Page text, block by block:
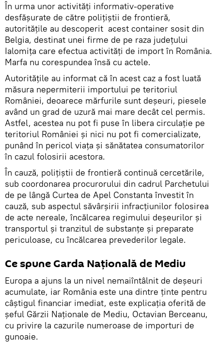
În urma unor activități informativ-operative
desfăşurate de către polițiștii de frontieră,
autoritățile au descoperit acest container sosit din
Belgia, destinat unei firme de pe raza judeţului
Ialomița care efectua activități de import în România.
Marfa nu corespundea însă cu actele.
Autoritățile au informat că în acest caz a fost luată
măsura nepermiterii importului pe teritoriul
României, deoarece mărfurile sunt deșeuri, piesele
având un grad de uzură mai mare decât cel permis.
Astfel, acestea nu pot fi puse în libera circulație pe
teritoriul României și nici nu pot fi comercializate,
punând în pericol viața și sănătatea consumatorilor
în cazul folosirii acestora.
În cauză, polițiștii de frontieră continuă cercetările,
sub coordonarea procurorului din cadrul Parchetului
de pe lângă Curtea de Apel Constanta învestit în
cauză, sub aspectul săvârșirii infracțiunilor folosirea
de acte nereale, încălcarea regimului deşeurilor și
transportul și tranzitul de substanțe și preparate
periculoase, cu încălcarea prevederilor legale.
Ce spune Garda Națională de Mediu
Europa a ajuns la un nivel nemaiîntâlnit de deșeuri
acumulate, iar România este una dintre ținte pentru
câștigul financiar imediat, este explicația oferită de
șeful Gărzii Naționale de Mediu, Octavian Berceanu,
cu privire la cazurile numeroase de importuri de
gunoaie.